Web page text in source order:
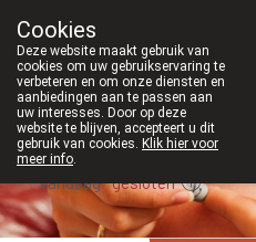
089/382429
Vandaag gesloten
Cookies
Deze website maakt gebruik van
cookies om uw gebruikservaring te
verbeteren en om onze diensten en
aanbiedingen aan te passen aan
uw interesses. Door op deze
website te blijven, accepteert u dit
gebruik van cookies. Klik hier voor
meer info.